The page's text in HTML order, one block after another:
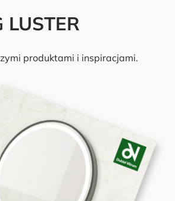
LUSTER
produktami i inspiracjami.